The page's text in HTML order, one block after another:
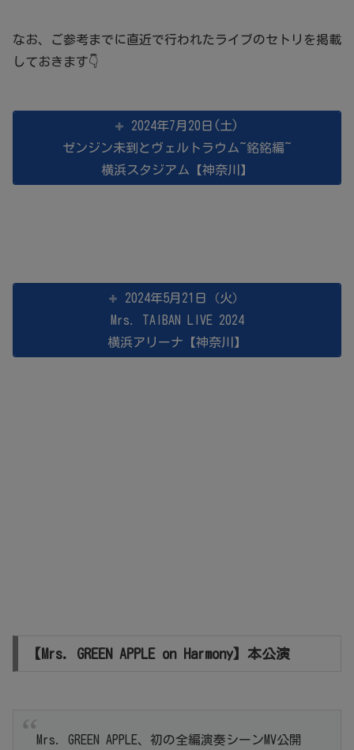
なお、ご参考までに直近で行われたライブのセトリを掲載
しておきます👇
2024年7月20日(土)
ゼンジン未到とヴェルトラウム~銘銘編~
横浜スタジアム【神奈川】
2024年5月21日（火）
Mrs. TAIBAN LIVE 2024
横浜アリーナ【神奈川】
【Mrs. GREEN APPLE on Harmony】本公演
Mrs. GREEN APPLE、初の全編演奏シーンMV公開